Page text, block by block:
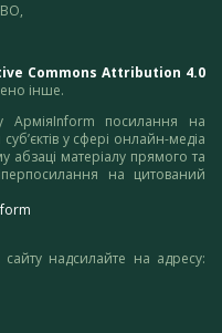
Commons Attribution 4.0
інше.
АрміяInform посилання на
у сфері онлайн-медіа
матеріалу прямого та
на цитований
надсилайте на адресу: